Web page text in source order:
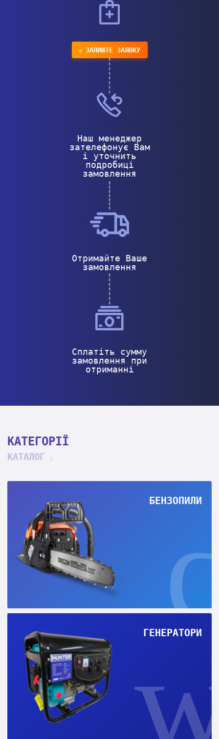
ЗАЛИШТЕ ЗАЯВКУ
Наш менеджер
зателефонує Вам
і уточнить
подробиці
замовлення
Отримайте Ваше
замовлення
Сплатіть сумму
замовлення при
отриманні
КАТЕГОРІЇ
КАТАЛОГ
БЕНЗОПИЛИ
ГЕНЕРАТОРИ